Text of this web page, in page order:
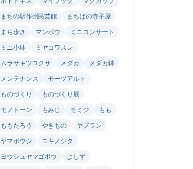
まちの駅作州民芸館
まちばの寺子屋
まち歩き
マンボウ
ミニコンサート
ミニ小鉢
ミヤコワスレ
ムラサキツユクサ
メダカ
メダカ鉢
メンテナンス
モーツアルト
ものづくり
ものづくり展
モノトーン
もみじ モミジ
もも
ももたろう
やきもの
ヤブラン
ヤマボウシ
ユキノシタ
ヨウシュヤマゴボウ
よしず